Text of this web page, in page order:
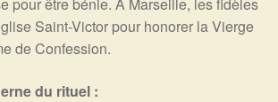
Saint-Victor pour honorer la Vierge
de Confession.
du rituel :